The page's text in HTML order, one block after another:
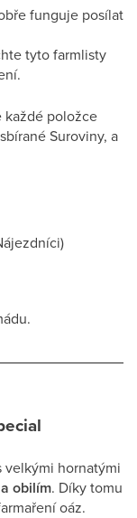
funguje posílat
tyto farmlisty
každé položce
Suroviny, a
velkými hornatými
obilím. Díky tomu
oáz.